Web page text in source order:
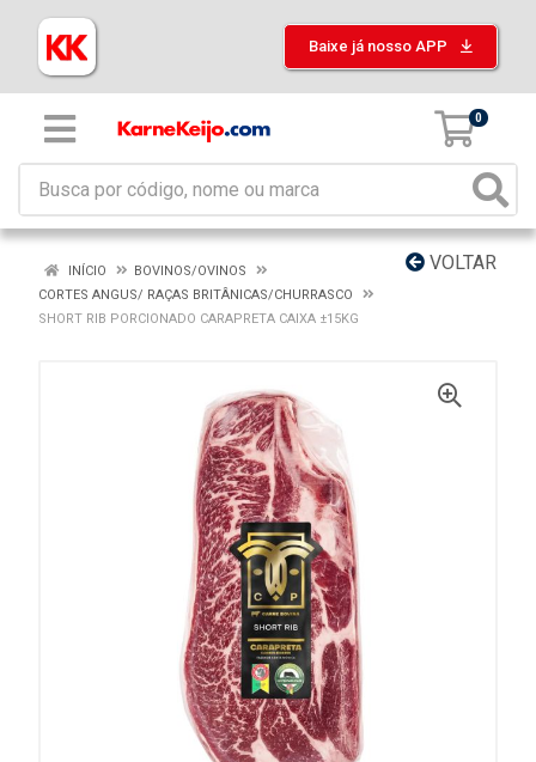
Baixe já nosso APP
0
VOLTAR
INÍCIO
BOVINOS/OVINOS
CORTES ANGUS/ RAÇAS BRITÂNICAS/CHURRASCO
SHORT RIB PORCIONADO CARAPRETA CAIXA ±15KG